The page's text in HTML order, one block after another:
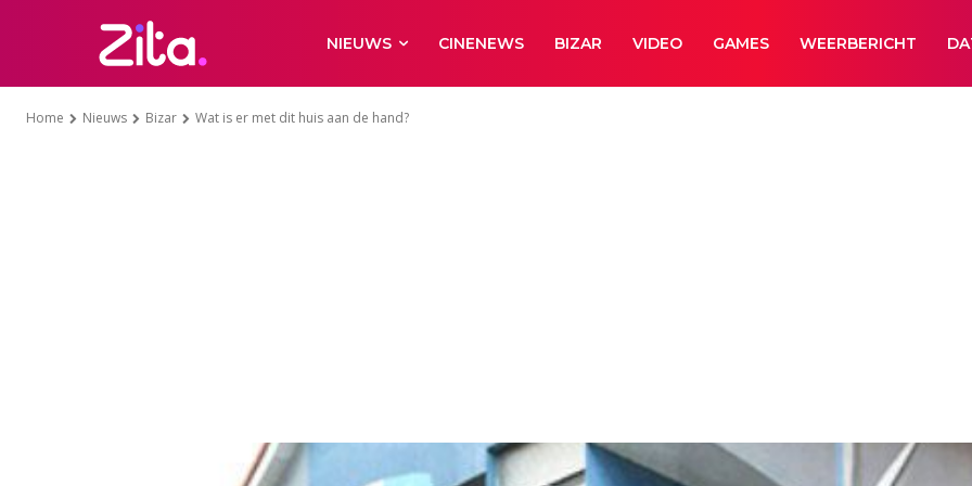
NIEUWS CINENEWS BIZAR VIDEO GAMES WEERBERICHT
Home Nieuws Bizar Wat is er met dit huis aan de hand?